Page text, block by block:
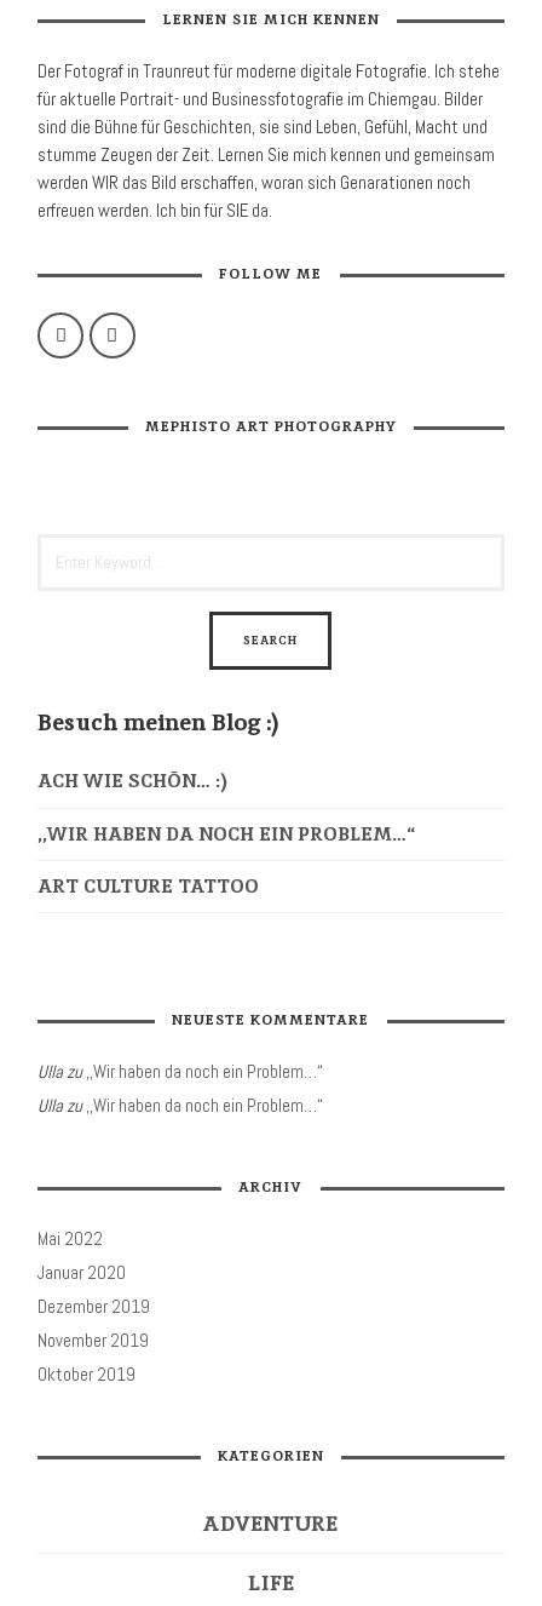
LERNEN SIE MICH KENNEN
Der Fotograf in Traunreut für moder­ne digitale Foto­grafie. Ich stehe
für aktuelle Portrait- und Business­fotografie im Chiemgau. Bilder
sind die Bühne für Geschichten, sie sind Leben, Gefühl, Macht und
stumme Zeugen der Zeit. Lernen Sie mich kennen und gemeinsam
werden WIR das Bild erschaffen, woran sich Genarationen noch
erfreuen werden. Ich bin für SIE da.
FOLLOW ME
MEPHISTO ART PHOTOGRAPHY
Besuch meinen Blog :)
ACH WIE SCHÖN… :)
,,WIR HABEN DA NOCH EIN PROBLEM…“
ART CULTURE TATTOO
NEUESTE KOMMENTARE
Ullazu,,Wir haben da noch ein Problem…“
Ullazu,,Wir haben da noch ein Problem…“
ARCHIV
Mai 2022
Januar 2020
Dezember 2019
November 2019
Oktober 2019
KATEGORIEN
ADVENTURE
LIFE